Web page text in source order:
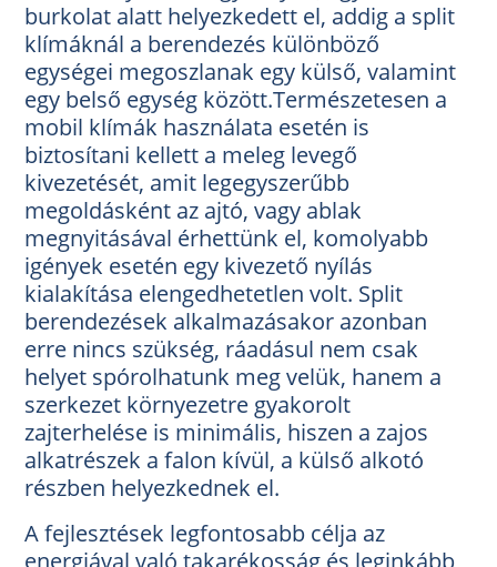
burkolat alatt helyezkedett el, addig a split
klímáknál a berendezés különböző
egységei megoszlanak egy külső, valamint
egy belső egység között.Természetesen a
mobil klímák használata esetén is
biztosítani kellett a meleg levegő
kivezetését, amit legegyszerűbb
megoldásként az ajtó, vagy ablak
megnyitásával érhettünk el, komolyabb
igények esetén egy kivezető nyílás
kialakítása elengedhetetlen volt. Split
berendezések alkalmazásakor azonban
erre nincs szükség, ráadásul nem csak
helyet spórolhatunk meg velük, hanem a
szerkezet környezetre gyakorolt
zajterhelése is minimális, hiszen a zajos
alkatrészek a falon kívül, a külső alkotó
részben helyezkednek el.
A fejlesztések legfontosabb célja az
energiával való takarékosság és leginkább